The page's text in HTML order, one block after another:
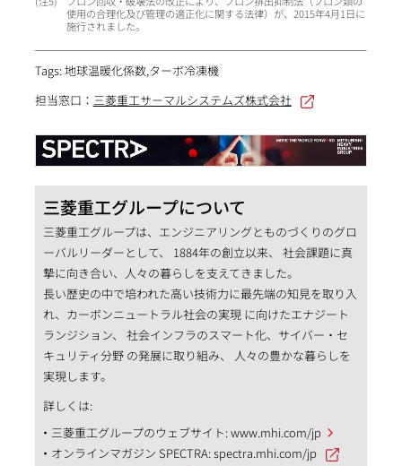
使用の合理化及び管理の適正化に関する法律）が、2015年4月1日に
施行されました。
Tags: 地球温暖化係数,ターボ冷凍機
担当窓口： 三菱重工サーマルシステムズ株式会社
三菱重工グループについて
三菱重工グループは、エンジニアリングとものづくりのグロ
ーバルリーダーとして、 1884年の創立以来、 社会課題に真
摯に向き合い、人々の暮らしを支えてきました。
長い歴史の中で培われた高い技術力に最先端の知見を取り入
れ、カーボンニュートラル社会の実現 に向けたエナジート
ランジション、 社会インフラのスマート化、サイバー・セ
キュリティ分野 の発展に取り組み、 人々の豊かな暮らしを
実現します。
詳しくは:
三菱重工グループのウェブサイト:www.mhi.com/jp
オンラインマガジン SPECTRA:spectra.mhi.com/jp